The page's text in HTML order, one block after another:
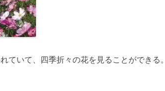
ていて、四季折々の花を見ることができる。